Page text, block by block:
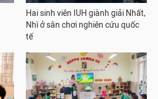
Hai sinh viên IUH giành giải Nhất,
Nhì ở sân chơi nghiên cứu quốc
tế